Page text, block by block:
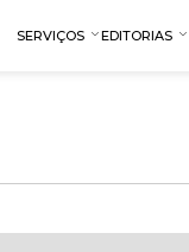
SERVIÇOS EDITORIAS